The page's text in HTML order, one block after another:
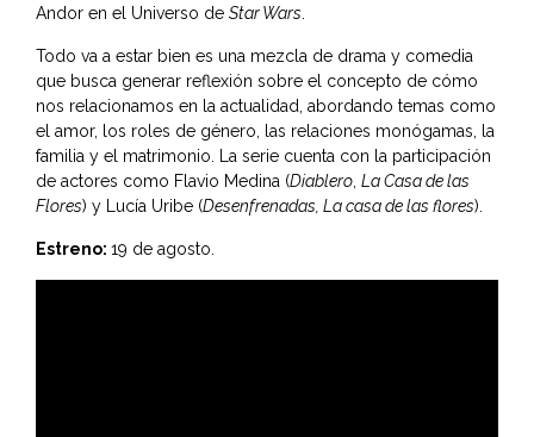
Andor en el Universo de Star Wars
Todo va a estar bien es una mezcla de drama y comedia
que busca generar reflexión sobre el concepto de cómo
nos relacionamos en la actualidad, abordando temas como
el amor, los roles de género, las relaciones monógamas, la
familia y el matrimonio. La serie cuenta con la participación
de actores como Flavio Medina (Diablero La Casa de las
Flores) y Lucía Uribe (Desenfrenadas, La casa de las flores).
Estreno: 19 de agosto.